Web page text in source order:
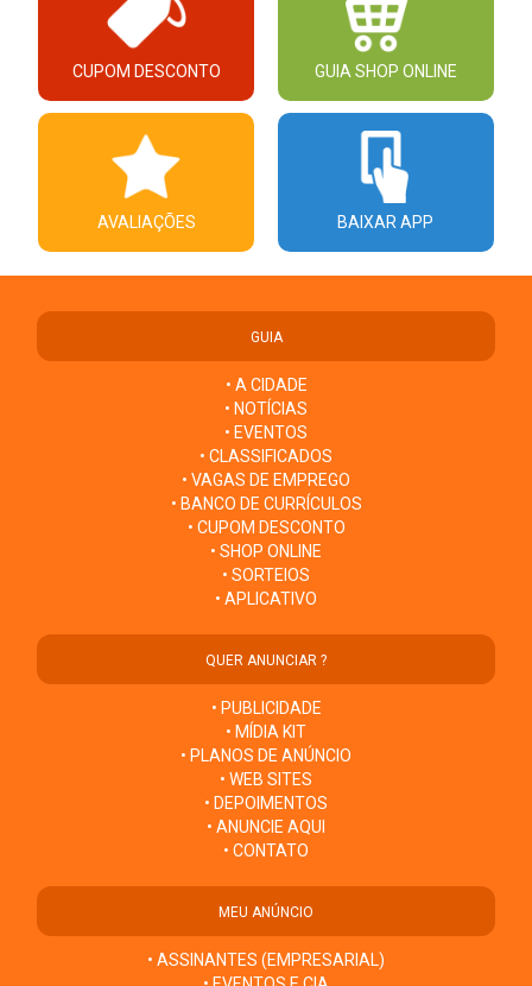
CUPOM DESCONTO GUIA SHOP ONLINE
AVALIAÇÕES BAIXAR APP
GUIA
• A CIDADE
• NOTÍCIAS
• EVENTOS
• CLASSIFICADOS
• VAGAS DE EMPREGO
• BANCO DE CURRÍCULOS
• CUPOM DESCONTO
• SHOP ONLINE
• SORTEIOS
• APLICATIVO
QUER ANUNCIAR ?
• PUBLICIDADE
• MÍDIA KIT
• PLANOS DE ANÚNCIO
• WEB SITES
• DEPOIMENTOS
• ANUNCIE AQUI
• CONTATO
MEU ANÚNCIO
• ASSINANTES (EMPRESARIAL)